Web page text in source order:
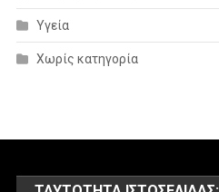
Υγεία
Χωρίς κατηγορία